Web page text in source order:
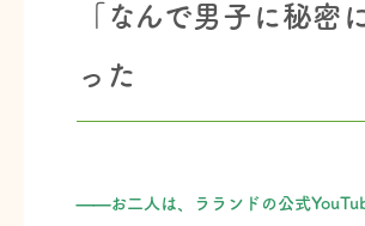
「なんで男子に秘密
った
——お二人は、ラランドの公式